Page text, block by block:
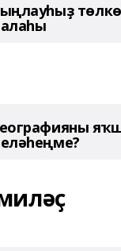
төлкө